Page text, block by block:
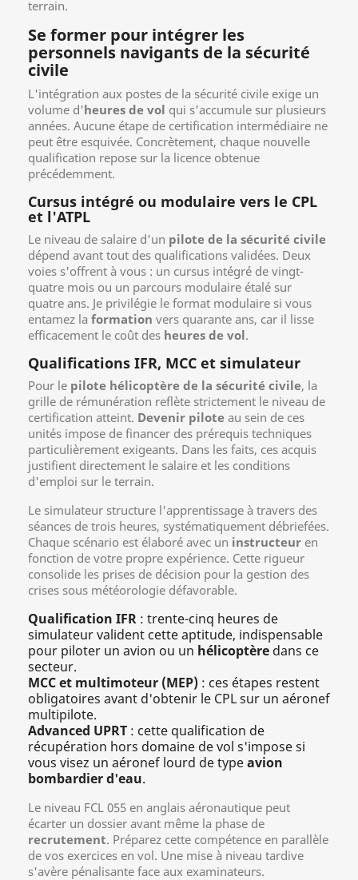
terrain.
Se former pour intégrer les
personnels navigants de la sécurité
civile
L'intégration aux postes de la sécurité civile exige un
volume d'heures de vol qui s'accumule sur plusieurs
années. Aucune étape de certification intermédiaire ne
peut être esquivée. Concrètement, chaque nouvelle
qualification repose sur la licence obtenue
précédemment.
Cursus intégré ou modulaire vers le CPL
et l'ATPL
Le niveau de salaire d'un pilote de la sécurité civile
dépend avant tout des qualifications validées. Deux
voies s'offrent à vous : un cursus intégré de vingt-
quatre mois ou un parcours modulaire étalé sur
quatre ans. Je privilégie le format modulaire si vous
entamez la formation vers quarante ans, car il lisse
efficacement le coût des heures de vol.
Qualifications IFR, MCC et simulateur
Pour le pilote hélicoptère de la sécurité civile, la
grille de rémunération reflète strictement le niveau de
certification atteint. Devenir pilote au sein de ces
unités impose de financer des prérequis techniques
particulièrement exigeants. Dans les faits, ces acquis
justifient directement le salaire et les conditions
d'emploi sur le terrain.
Le simulateur structure l'apprentissage à travers des
séances de trois heures, systématiquement débriefées.
Chaque scénario est élaboré avec un instructeur en
fonction de votre propre expérience. Cette rigueur
consolide les prises de décision pour la gestion des
crises sous météorologie défavorable.
Qualification IFR : trente-cinq heures de
simulateur valident cette aptitude, indispensable
pour piloter un avion ou un hélicoptère dans ce
secteur.
MCC et multimoteur (MEP) : ces étapes restent
obligatoires avant d'obtenir le CPL sur un aéronef
multipilote.
Advanced UPRT : cette qualification de
récupération hors domaine de vol s'impose si
vous visez un aéronef lourd de typeavion
bombardier d'eau.
Le niveau FCL 055 en anglais aéronautique peut
écarter un dossier avant même la phase de
recrutement. Préparez cette compétence en parallèle
de vos exercices en vol. Une mise à niveau tardive
s'avère pénalisante face aux examinateurs.